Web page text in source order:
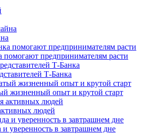
предпринимателям расти
Т-Банка
жизненный опыт и крутой старт
людей
уверенность в завтрашнем дне